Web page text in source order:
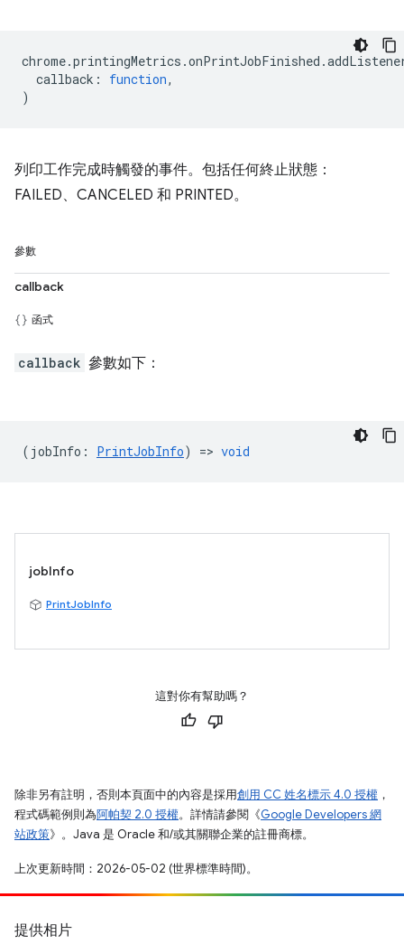
chrome.printingMetrics .onPrintJobFinished .
callback : function,
)
列印工作完成時觸發的事件。包括任何終止狀態：
FAILED、CANCELED 和 PRINTED。
參數
callback
函式
callback 參數如下：
( jobInfo : PrintJobInfo) => void
jobInfo
PrintJobInfo
這對你有幫助嗎？
除非另有註明，否則本頁面中的內容是採用創用 CC 姓名標示 4.0 授權 ，
程式碼範例則為阿帕契 2.0 授權。詳情請參閱《Google Developers 網
站政策》。Java 是 Oracle 和/或其關聯企業的註冊商標。
上次更新時間：2026-05-02 (世界標準時間)。
提供相片